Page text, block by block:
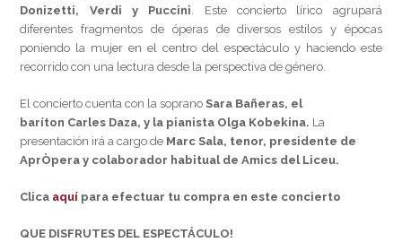
Donizetti, Verdi y Puccini. Este concierto lírico agrupará
diferentes fragmentos de óperas de diversos estilos y épocas
poniendo la mujer en el centro del espectáculo y haciendo este
recorrido con una lectura desde la perspectiva de género.
El concierto cuenta con la sopranoSara Bañeras, el
baríton Carles Daza, y la pianista Olga Kobekina. La
presentación irá a cargo de Marc Sala, tenor, presidente de
AprÒpera y colaborador habitual de Amics del Liceu.
Clica aquí para efectuar tu compra en este concierto
QUE DISFRUTES DEL ESPECTÁCULO!